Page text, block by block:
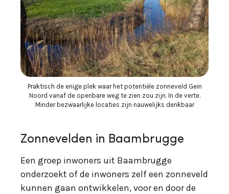
Praktisch de enige plek waar het potentiële zonneveld Gein
Noord vanaf de openbare weg te zien zou zijn. In de verte.
Minder bezwaarlijke locaties zijn nauwelijks denkbaar
Zonnevelden in Baambrugge
Een groep inwoners uit Baambrugge
onderzoekt of de inwoners zelf een zonneveld
kunnen gaan ontwikkelen, voor en door de